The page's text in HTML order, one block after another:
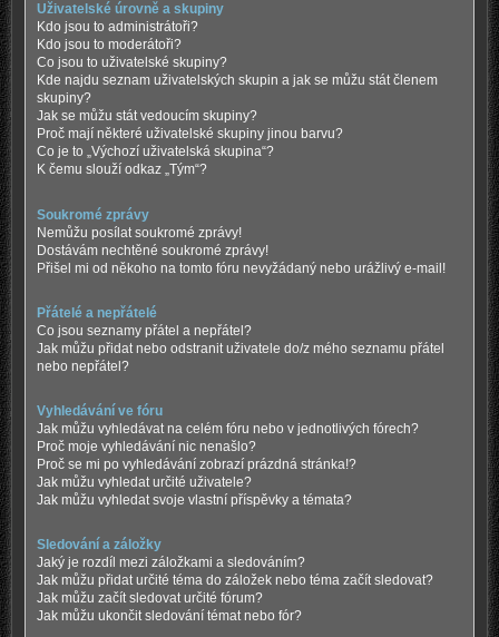
Uživatelské úrovně a skupiny
Kdo jsou to administrátoři?
Kdo jsou to moderátoři?
Co jsou to uživatelské skupiny?
Kde najdu seznam uživatelských skupin a jak se můžu stát členem
skupiny?
Jak se můžu stát vedoucím skupiny?
Proč mají některé uživatelské skupiny jinou barvu?
Co je to „Výchozí uživatelská skupina“?
K čemu slouží odkaz „Tým“?
Soukromé zprávy
Nemůžu posílat soukromé zprávy!
Dostávám nechtěné soukromé zprávy!
Přišel mi od někoho na tomto fóru nevyžádaný nebo urážlivý e-mail!
Přátelé a nepřátelé
Co jsou seznamy přátel a nepřátel?
Jak můžu přidat nebo odstranit uživatele do/z mého seznamu přátel
nebo nepřátel?
Vyhledávání ve fóru
Jak můžu vyhledávat na celém fóru nebo v jednotlivých fórech?
Proč moje vyhledávání nic nenašlo?
Proč se mi po vyhledávání zobrazí prázdná stránka!?
Jak můžu vyhledat určité uživatele?
Jak můžu vyhledat svoje vlastní příspěvky a témata?
Sledování a záložky
Jaký je rozdíl mezi záložkami a sledováním?
Jak můžu přidat určité téma do záložek nebo téma začít sledovat?
Jak můžu začít sledovat určité fórum?
Jak můžu ukončit sledování témat nebo fór?